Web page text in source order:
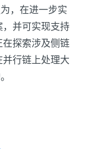
，在进一步实
并可实现支持
在探索涉及侧链
行链上处理大